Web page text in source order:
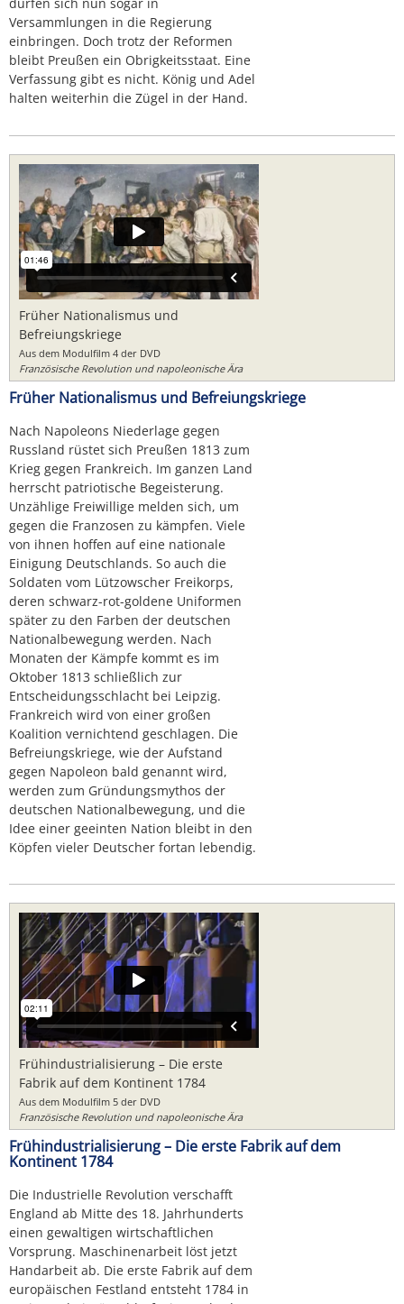
dürfen sich nun sogar in
Versammlungen in die Regierung
einbringen. Doch trotz der Reformen
bleibt Preußen ein Obrigkeitsstaat. Eine
Verfassung gibt es nicht. König und Adel
halten weiterhin die Zügel in der Hand.
Früher Nationalismus und
Befreiungskriege
Aus dem Modulfilm 4 der DVD
Französische Revolution und napoleonische Ära
Früher Nationalismus und Befreiungskriege
Nach Napoleons Niederlage gegen
Russland rüstet sich Preußen 1813 zum
Krieg gegen Frankreich. Im ganzen Land
herrscht patriotische Begeisterung.
Unzählige Freiwillige melden sich, um
gegen die Franzosen zu kämpfen. Viele
von ihnen hoffen auf eine nationale
Einigung Deutschlands. So auch die
Soldaten vom Lützowscher Freikorps,
deren schwarz-rot-goldene Uniformen
später zu den Farben der deutschen
Nationalbewegung werden. Nach
Monaten der Kämpfe kommt es im
Oktober 1813 schließlich zur
Entscheidungsschlacht bei Leipzig.
Frankreich wird von einer großen
Koalition vernichtend geschlagen. Die
Befreiungskriege, wie der Aufstand
gegen Napoleon bald genannt wird,
werden zum Gründungsmythos der
deutschen Nationalbewegung, und die
Idee einer geeinten Nation bleibt in den
Köpfen vieler Deutscher fortan lebendig.
Frühindustrialisierung – Die erste
Fabrik auf dem Kontinent 1784
Aus dem Modulfilm 5 der DVD
Französische Revolution und napoleonische Ära
Frühindustrialisierung – Die erste Fabrik auf dem
Kontinent 1784
Die Industrielle Revolution verschafft
England ab Mitte des 18. Jahrhunderts
einen gewaltigen wirtschaftlichen
Vorsprung. Maschinenarbeit löst jetzt
Handarbeit ab. Die erste Fabrik auf dem
europäischen Festland entsteht 1784 in